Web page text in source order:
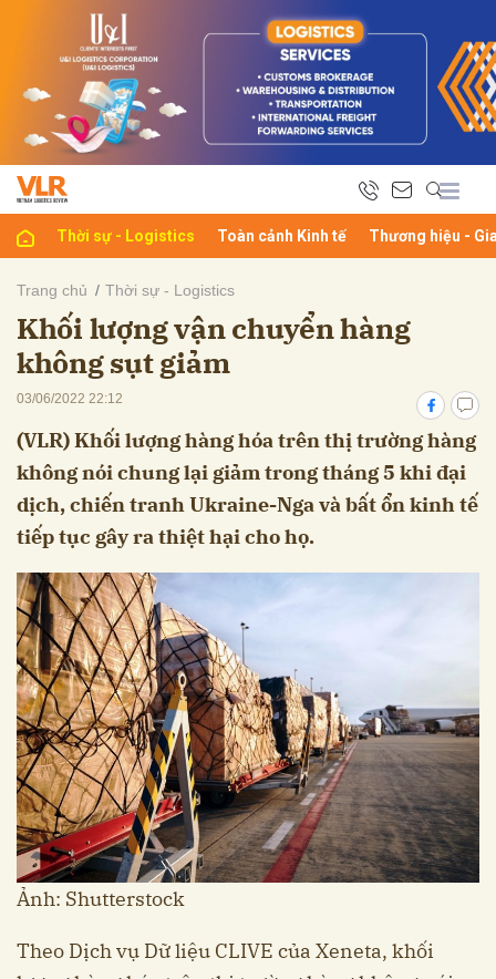
Thời sự - Logistics Toàn cảnh Kinh tế Thương hiệu -
Trang chủ Thời sự - Logistics
Khối lượng vận chuyển hàng
không sụt giảm
03/06/2022 22:12
(VLR) Khối lượng hàng hóa trên thị trường hàng
không nói chung lại giảm trong tháng 5 khi đại
dịch, chiến tranh Ukraine-Nga và bất ổn kinh tế
tiếp tục gây ra thiệt hại cho họ.
Ảnh: Shutterstock
Theo Dịch vụ Dữ liệu CLIVE của Xeneta, khối
luận
Hủy